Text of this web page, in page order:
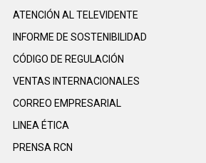
ATENCIÓN AL TELEVIDENTE
INFORME DE SOSTENIBILIDAD
CÓDIGO DE REGULACIÓN
VENTAS INTERNACIONALES
CORREO EMPRESARIAL
LINEA ÉTICA
PRENSA RCN